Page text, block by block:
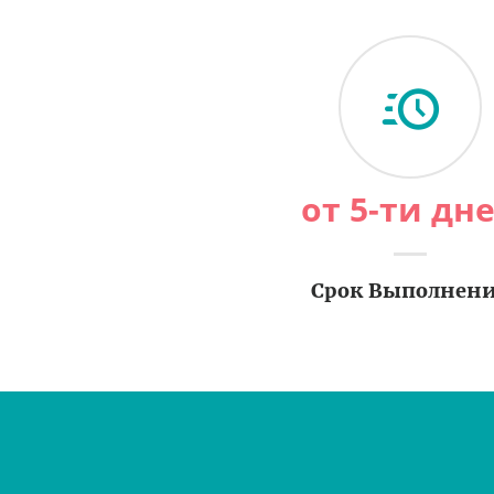
от 5-ти
Срок